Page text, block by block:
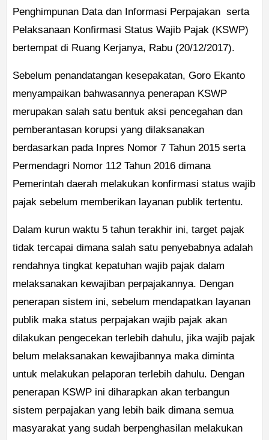
Penghimpunan Data dan Informasi Perpajakan serta
Pelaksanaan Konfirmasi Status Wajib Pajak (KSWP)
bertempat di Ruang Kerjanya, Rabu (20/12/2017).
Sebelum penandatangan kesepakatan, Goro Ekanto
menyampaikan bahwasannya penerapan KSWP
merupakan salah satu bentuk aksi pencegahan dan
pemberantasan korupsi yang dilaksanakan
berdasarkan pada Inpres Nomor 7 Tahun 2015 serta
Permendagri Nomor 112 Tahun 2016 dimana
Pemerintah daerah melakukan konfirmasi status wajib
pajak sebelum memberikan layanan publik tertentu.
Dalam kurun waktu 5 tahun terakhir ini, target pajak
tidak tercapai dimana salah satu penyebabnya adalah
rendahnya tingkat kepatuhan wajib pajak dalam
melaksanakan kewajiban perpajakannya. Dengan
penerapan sistem ini, sebelum mendapatkan layanan
publik maka status perpajakan wajib pajak akan
dilakukan pengecekan terlebih dahulu, jika wajib pajak
belum melaksanakan kewajibannya maka diminta
untuk melakukan pelaporan terlebih dahulu. Dengan
penerapan KSWP ini diharapkan akan terbangun
sistem perpajakan yang lebih baik dimana semua
masyarakat yang sudah berpenghasilan melakukan